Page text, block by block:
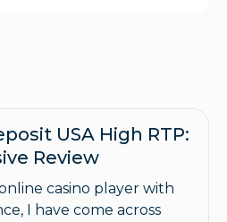
USA High RTP:
Review
casino player with
I have come across